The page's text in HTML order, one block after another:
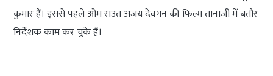
कुमार हैं। इससे पहले ओम राउत अजय देवगन की फिल्म तानाजी में बतौर
निर्देशक काम कर चुके हैं।